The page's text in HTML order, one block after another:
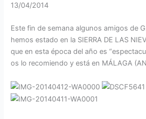
13/04/2014
Este fin de semana algunos amigos de
hemos estado en la SIERRA DE LAS
que en esta época del año es
os lo recomiendo y está en MÁLAGA